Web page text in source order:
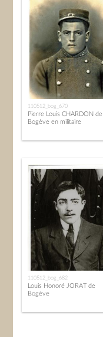
110512_bog_670
Pierre Louis CHARDON de
Bogève en militaire
110512_bog_682
Louis Honoré JORAT de
Bogève